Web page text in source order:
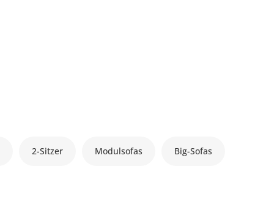
2-Sitzer Modulsofas Big-Sofas